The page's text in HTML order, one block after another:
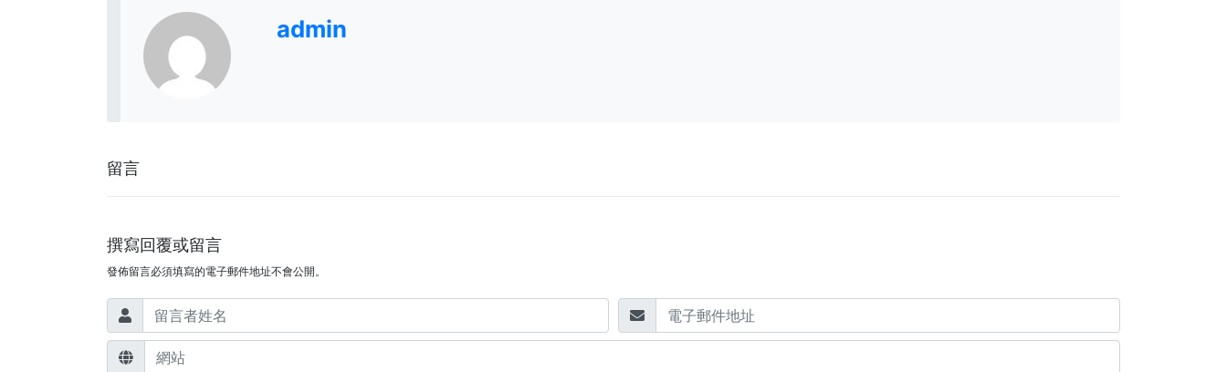
admin
留言
撰寫回覆或留言
發佈留言必須填寫的電子郵件地址不會公開。